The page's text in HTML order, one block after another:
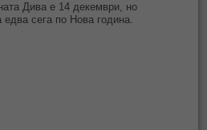
Дива е 14 декември, но
сега по Нова година.